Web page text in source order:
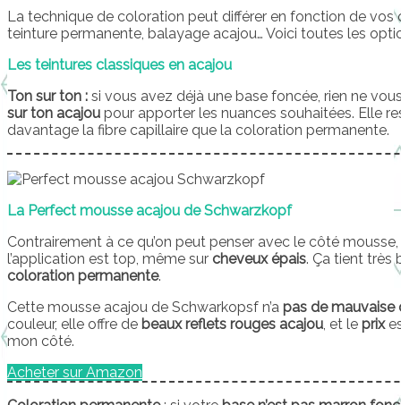
La technique de coloration peut différer en fonction de vos
teinture permanente, balayage acajou… Voici toutes les
Les teintures classiques en acajou
Ton sur ton : si vous avez déjà une base foncée, rien ne
sur ton acajou pour apporter les nuances souhaitées. Elle
davantage la fibre capillaire que la coloration permanente.
La Perfect mousse acajou de Schwarzkopf
Contrairement à ce qu’on peut penser avec le côté
l’application est top, même sur cheveux épais. Ça tient très
coloration permanente.
Cette mousse acajou de Schwarkopsf n’a pas de mauvaise
couleur, elle offre de beaux reflets rouges acajou, et le prix
mon côté.
Acheter sur Amazon